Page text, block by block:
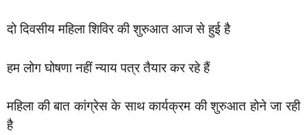
दो दिवसीय महिला शिविर की शुरुआत आज से हुई है
हम लोग घोषणा नहीं न्याय पत्र तैयार कर रहे हैं
महिला की बात कांग्रेस के साथ कार्यक्रम की शुरुआत होने जा रही
है